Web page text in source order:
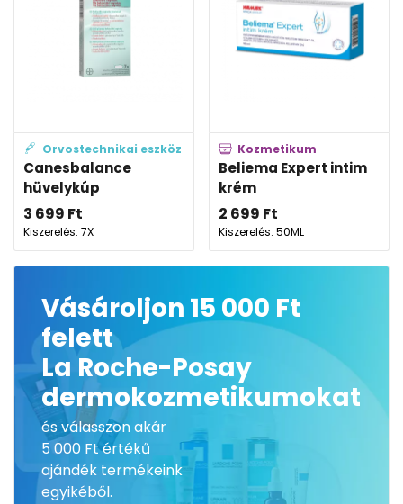
Orvostechnikai eszköz
Canesbalance
hüvelykúp
3 699 Ft
Kiszerelés: 7X
Kozmetikum
Beliema Expert intim
krém
2 699 Ft
Kiszerelés: 50ML
Vásároljon 15 000 Ft
felett
La Roche-Posay
dermokozmetikumokat
és válasszon akár
5 000 Ft értékű
ajándék termékeink
egyikéből.